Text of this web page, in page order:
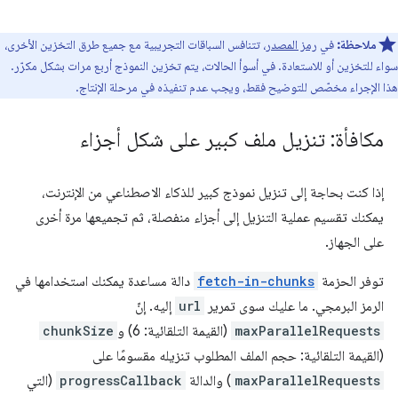
ملاحظة: في رمز المصدر، تتنافس السباقات التجريبية مع جميع طرق التخزين الأخرى،
سواء للتخزين أو للاستعادة. في أسوأ الحالات، يتم تخزين النموذج أربع مرات بشكل مكرّر.
هذا الإجراء مخصّص للتوضيح فقط، ويجب عدم تنفيذه في مرحلة الإنتاج.
مكافأة: تنزيل ملف كبير على شكل أجزاء
إذا كنت بحاجة إلى تنزيل نموذج كبير للذكاء الاصطناعي من الإنترنت،
يمكنك تقسيم عملية التنزيل إلى أجزاء منفصلة، ثم تجميعها مرة أخرى
على الجهاز.
توفر الحزمة fetch-in-chunks دالة مساعدة يمكنك استخدامها في
الرمز البرمجي. ما عليك سوى تمرير
url إليه. إنّ
maxParallelRequests (القيمة التلقائية: 6) و chunkSize
(القيمة التلقائية: حجم الملف المطلوب تنزيله مقسومًا على
maxParallelRequests ) والدالة progressCallback (التي